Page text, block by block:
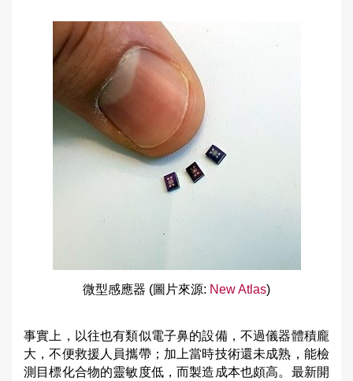
微型感應器 (圖片來源: New Atlas)
事實上，以往也有類似電子鼻的設備，不過儀器體積龐
大，不便救援人員攜帶；加上當時技術還未成熟，能檢
測目標化合物的靈敏度低，而製造成本也頗高。最新開